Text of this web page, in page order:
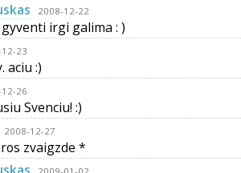
2008-12-22
irgi galima : )
23
aciu :)
26
Svenciu! :)
2008-12-27
zvaigzde *